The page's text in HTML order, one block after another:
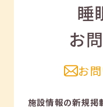
睡
お
お
施設情報の新規掲